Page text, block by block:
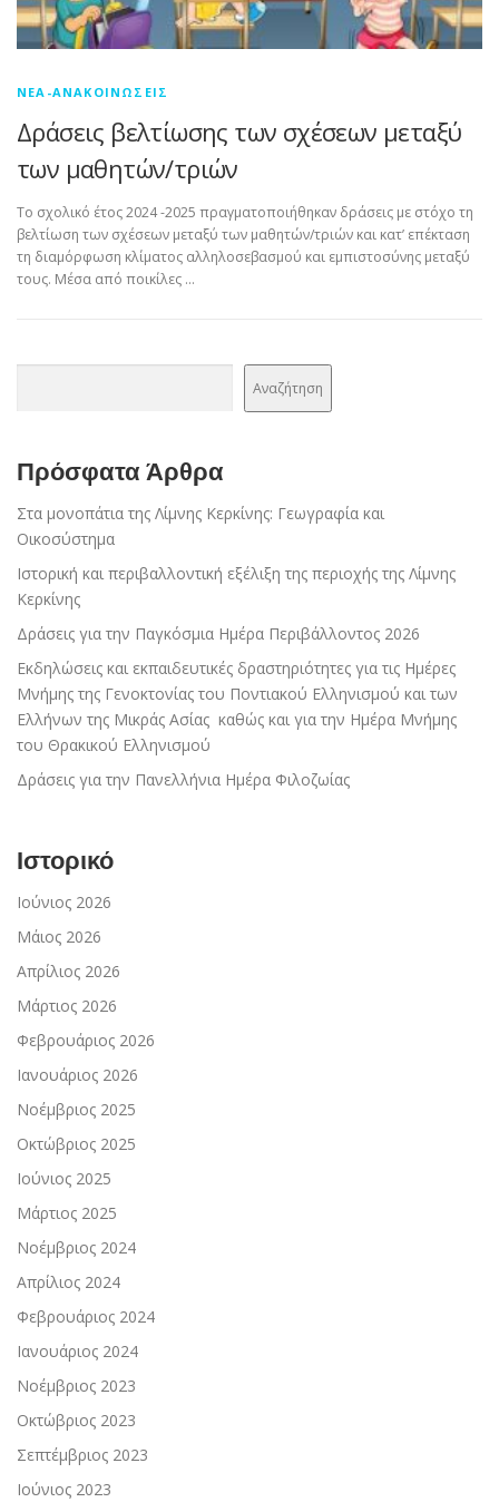
ΝΈΑ-ΑΝΑΚΟΙΝΏΣΕΙΣ
Δράσεις βελτίωσης των σχέσεων μεταξύ
των μαθητών/τριών
Το σχολικό έτος 2024 -2025 πραγματοποιήθηκαν δράσεις με στόχο τη
βελτίωση των σχέσεων μεταξύ των μαθητών/τριών και κατ’ επέκταση
τη διαμόρφωση κλίματος αλληλοσεβασμού και εμπιστοσύνης μεταξύ
τους. Μέσα από ποικίλες …
Αναζήτηση
Πρόσφατα Άρθρα
Στα μονοπάτια της Λίμνης Κερκίνης: Γεωγραφία και
Οικοσύστημα
Ιστορική και περιβαλλοντική εξέλιξη της περιοχής της Λίμνης
Κερκίνης
Δράσεις για την Παγκόσμια Ημέρα Περιβάλλοντος 2026
Εκδηλώσεις και εκπαιδευτικές δραστηριότητες για τις Ημέρες
Μνήμης της Γενοκτονίας του Ποντιακού Ελληνισμού και των
Ελλήνων της Μικράς Ασίας καθώς και για την Ημέρα Μνήμης
του Θρακικού Ελληνισμού
Δράσεις για την Πανελλήνια Ημέρα Φιλοζωίας
Ιστορικό
Ιούνιος 2026
Μάιος 2026
Απρίλιος 2026
Μάρτιος 2026
Φεβρουάριος 2026
Ιανουάριος 2026
Νοέμβριος 2025
Οκτώβριος 2025
Ιούνιος 2025
Μάρτιος 2025
Νοέμβριος 2024
Απρίλιος 2024
Φεβρουάριος 2024
Ιανουάριος 2024
Νοέμβριος 2023
Οκτώβριος 2023
Σεπτέμβριος 2023
Ιούνιος 2023